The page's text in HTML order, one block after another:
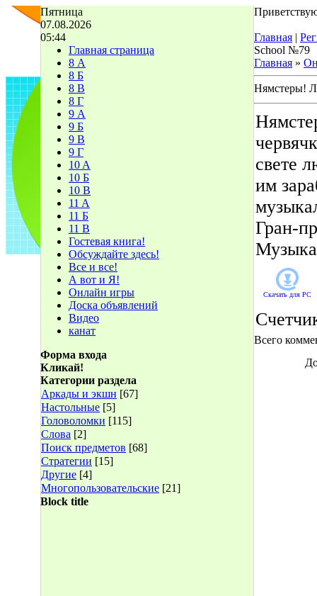
Пятница
07.08.2026
05:44
Главная страница
8 А
8 Б
8 В
8 Г
9 А
9 Б
9 В
9 Г
10 A
10 Б
10 В
11 A
11 Б
11 В
Гостевая книга!
Обсуждайте здесь!
Все и все!
А вот и Я!
Онлайн игры
Доска объявлений
Видео
канат
Форма входа
Кликай!
Категории раздела
Аркады и экшн [67]
Настольные [5]
Головоломки [115]
Слова [2]
Поиск предметов [68]
Стратегии [15]
Другие [4]
Многопользовательские [21]
Block title
Главная |
School №79
Главная »
Нямстеры!
свете
им
Гран-
Скачать для PC
Всего